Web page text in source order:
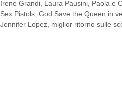
Tag
Irene Grandi Laura Pausini Paola e
Sex Pistols, God Save the Queen in
Jennifer Lopez, miglior ritorno sulle